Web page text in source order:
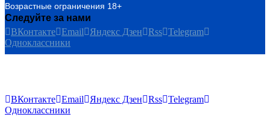
Возрастные ограничения 18+
Следуйте за нами
ВКонтакте Email Яндекс Дзен Rss Telegram
Одноклассники
ВКонтакте Email Яндекс Дзен Rss Telegram
Одноклассники